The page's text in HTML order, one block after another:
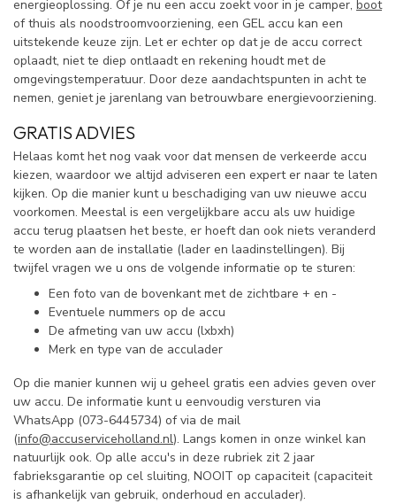
energieoplossing. Of je nu een accu zoekt voor in je camper, boot
of thuis als noodstroomvoorziening, een GEL accu kan een
uitstekende keuze zijn. Let er echter op dat je de accu correct
oplaadt, niet te diep ontlaadt en rekening houdt met de
omgevingstemperatuur. Door deze aandachtspunten in acht te
nemen, geniet je jarenlang van betrouwbare energievoorziening.
GRATIS ADVIES
Helaas komt het nog vaak voor dat mensen de verkeerde accu
kiezen, waardoor we altijd adviseren een expert er naar te laten
kijken. Op die manier kunt u beschadiging van uw nieuwe accu
voorkomen. Meestal is een vergelijkbare accu als uw huidige
accu terug plaatsen het beste, er hoeft dan ook niets veranderd
te worden aan de installatie (lader en laadinstellingen). Bij
twijfel vragen we u ons de volgende informatie op te sturen:
Een foto van de bovenkant met de zichtbare + en -
Eventuele nummers op de accu
De afmeting van uw accu (lxbxh)
Merk en type van de acculader
Op die manier kunnen wij u geheel gratis een advies geven over
uw accu. De informatie kunt u eenvoudig versturen via
WhatsApp (073-6445734) of via de mail
(info@accuserviceholland.nl). Langs komen in onze winkel kan
natuurlijk ook. Op alle accu's in deze rubriek zit 2 jaar
fabrieksgarantie op cel sluiting, NOOIT op capaciteit (capaciteit
is afhankelijk van gebruik, onderhoud en acculader).